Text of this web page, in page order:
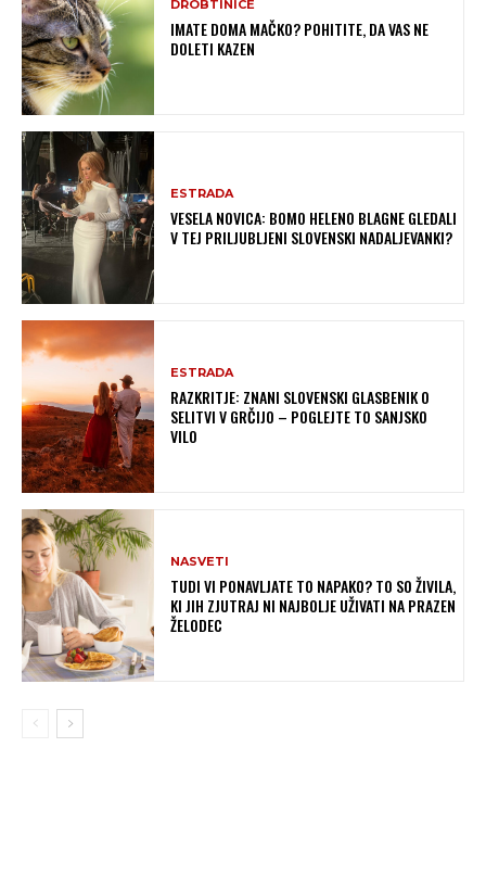
DROBTINICE
IMATE DOMA MAČKO? POHITITE, DA VAS NE
DOLETI KAZEN
ESTRADA
VESELA NOVICA: BOMO HELENO BLAGNE GLEDALI
V TEJ PRILJUBLJENI SLOVENSKI NADALJEVANKI?
ESTRADA
RAZKRITJE: ZNANI SLOVENSKI GLASBENIK O
SELITVI V GRČIJO – POGLEJTE TO SANJSKO
VILO
NASVETI
TUDI VI PONAVLJATE TO NAPAKO? TO SO ŽIVILA,
KI JIH ZJUTRAJ NI NAJBOLJE UŽIVATI NA PRAZEN
ŽELODEC